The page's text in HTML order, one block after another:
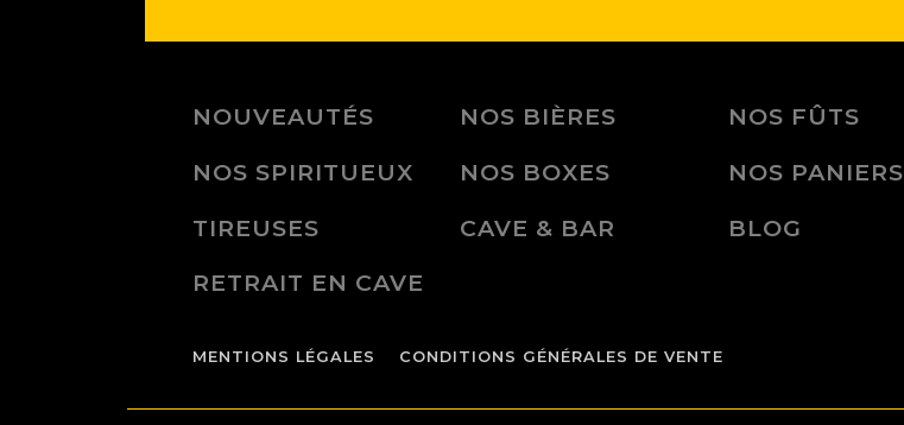
NOUVEAUTÉS NOS BIÈRES
NOS FÛTS
NOS SPIRITUEUX
NOS BOXES
NOS PANIERS
TIREUSES
CAVE & BAR
BLOG
RETRAIT EN CAVE
MENTIONS LÉGALES CONDITIONS GÉNÉRALES DE VENTE